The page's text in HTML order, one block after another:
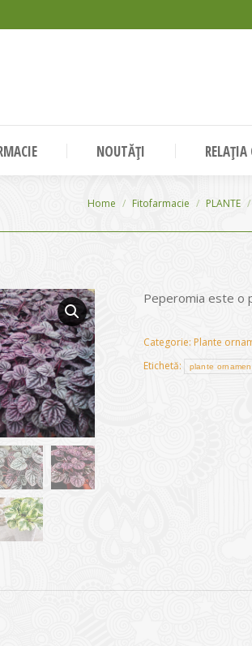
NOUTĂȚI
You are here:
Home Fitofarmacie PLANTE
Peperomia este o
Categorie: Plante
Etichetă:
plante